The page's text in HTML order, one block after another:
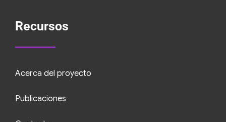
Recursos
Acerca del proyecto
Publicaciones